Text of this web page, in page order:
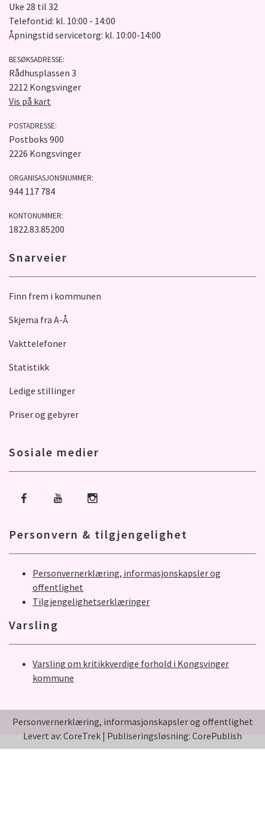
Uke 28 til 32
Telefontid: kl. 10:00 - 14:00
Åpningstid servicetorg: kl. 10:00-14:00
BESØKSADRESSE:
Rådhusplassen 3
2212 Kongsvinger
Vis på kart
POSTADRESSE:
Postboks 900
2226 Kongsvinger
ORGANISASJONSNUMMER:
944 117 784
KONTONUMMER:
1822.83.85200
Snarveier
Finn frem i kommunen
Skjema fra A-Å
Vakttelefoner
Statistikk
Ledige stillinger
Priser og gebyrer
Sosiale medier
Gå til Facebook
Gå til YoutubeGå til Instagram
Personvern & tilgjengelighet
Personvernerklæring, informasjonskapsler og
offentlighet
Tilgjengelighetserklæringer
Varsling
Varsling om kritikkverdige forhold i Kongsvinger
kommune
Personvernerklæring, informasjonskapsler og offentlighet
Levert av: CoreTrek | Publiseringsløsning: CorePublish